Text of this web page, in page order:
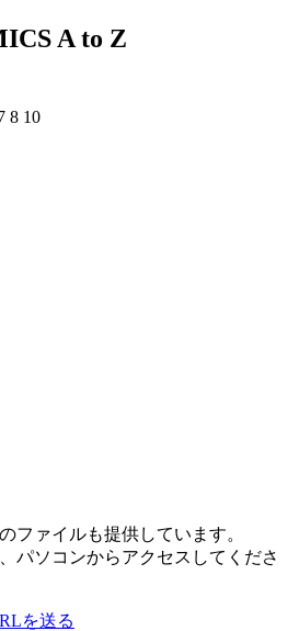
A to Z
8 10
ファイルも提供しています。
パソコンからアクセスしてくださ
を送る